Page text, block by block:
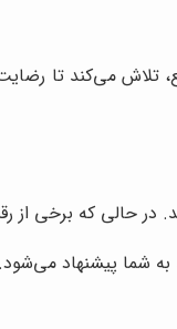
می‌کند تا
حالی که برخی از
به شما پیشنهاد می‌شود.